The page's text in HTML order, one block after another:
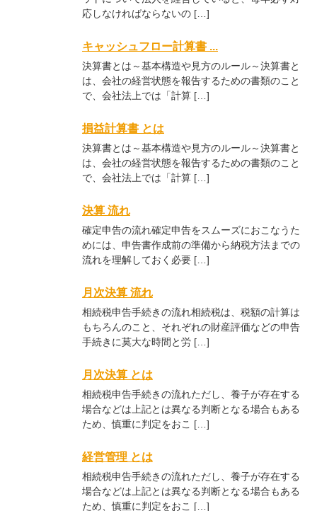
応しなければならないの […]
キャッシュフロー計算書 ...
決算書とは～基本構造や見方のルール～決算書と
は、会社の経営状態を報告するための書類のこと
で、会社法上では「計算 […]
損益計算書 とは
決算書とは～基本構造や見方のルール～決算書と
は、会社の経営状態を報告するための書類のこと
で、会社法上では「計算 […]
決算 流れ
確定申告の流れ確定申告をスムーズにおこなうた
めには、申告書作成前の準備から納税方法までの
流れを理解しておく必要 […]
月次決算 流れ
相続税申告手続きの流れ相続税は、税額の計算は
もちろんのこと、それぞれの財産評価などの申告
手続きに莫大な時間と労 […]
月次決算 とは
相続税申告手続きの流れただし、養子が存在する
場合などは上記とは異なる判断となる場合もある
ため、慎重に判定をおこ […]
経営管理 とは
相続税申告手続きの流れただし、養子が存在する
場合などは上記とは異なる判断となる場合もある
ため、慎重に判定をおこ […]